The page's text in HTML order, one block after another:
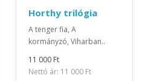
Horthy trilógia
A tenger fia, A
kormányzó, Viharban..
11 000 Ft
Nettó ár: 11 000 Ft